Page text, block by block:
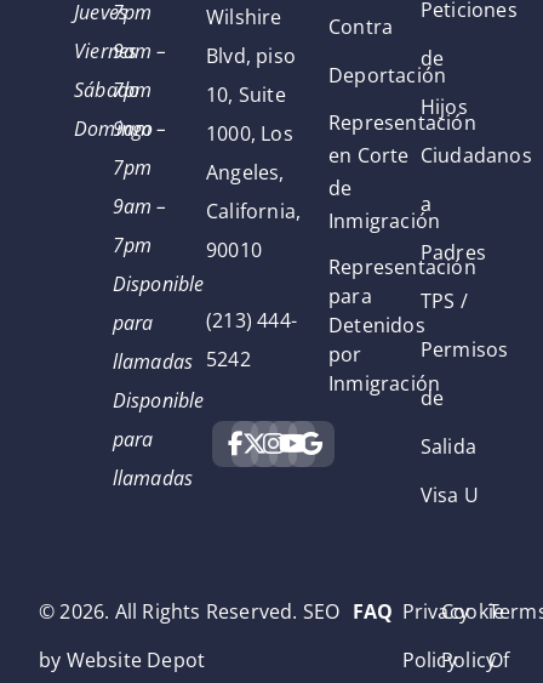
Jueves
Viernes
Sábado
Domingo
7pm
9am –
7pm
9am –
7pm
9am –
7pm
Disponible
para
llamadas
Disponible
para
llamadas
Wilshire
Blvd, piso
10, Suite
1000, Los
Angeles,
California,
90010
(213) 444-
5242
Contra
Deportación
Representación
en Corte
de
Inmigración
Representación
para
Detenidos
por
Inmigración
Peticiones
de
Hijos
Ciudadanos
a
Padres
TPS /
Permisos
de
Salida
Visa U
© 2026. All Rights Reserved. SEO
by Website Depot
FAQ Privacy
Policy
Cookie
PolicyOf